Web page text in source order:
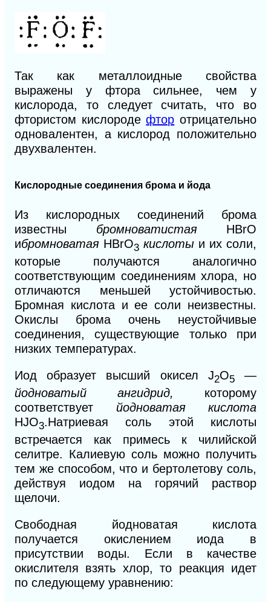
Так как металлоидные свойства
выражены у фтора сильнее, чем у
кислорода, то следует считать, что во
фтористом кислородефтор отрицательно
одновалентен, а кислород положительно
двухвалентен.
Кислородные соединения брома и йода
Из кислородных соединений брома
известны бромноватистая НВrО
ибромноватая НВrО3 кислоты и их соли,
которые получаются аналогично
соответствующим соединениям хлора, но
отличаются меньшей устойчивостью.
Бромная кислота и ее соли неизвестны.
Окислы брома очень неустойчивые
соединения, существующие только при
низких температурах.
Иод образует высший окисел J2O5—
йодноватый ангидрид, которому
соответствует йодноватая кислота
HJO3.Натриевая соль этой кислоты
встречается как примесь к чилийской
селитре. Калиевую соль можно получить
тем же способом, что и бертолетову соль,
действуя иодом на горячий раствор
щелочи.
Свободная йодноватая кислота
получается окислением иода в
присутствии воды. Если в качестве
окислителя взять хлор, то реакция идет
по следующему уравнению: